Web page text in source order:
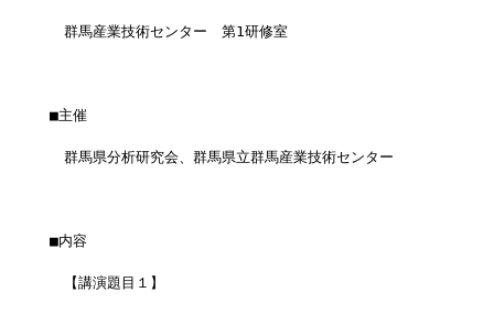
群馬産業技術センター　第1研修室
■主催
群馬県分析研究会、群馬県立群馬産業技術センター
■内容
【講演題目１】